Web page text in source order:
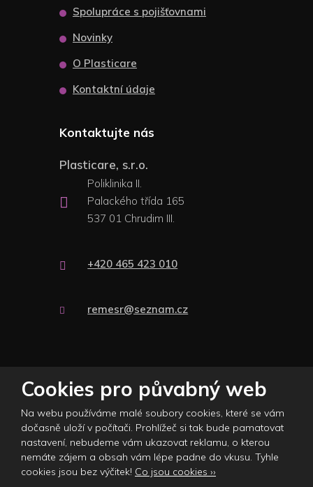
Spolupráce s pojišťovnami
Novinky
O Plasticare
Kontaktní údaje
Kontaktujte nás
Plasticare, s.r.o.
Poliklinika II.
Palackého třída 165
537 01 Chrudim III.
+420 465 423 010
remesr@seznam.cz
Mapa stránek| Podmínky použití| Nastavení cookies
Tento web je chráněn pomocí Google ReCAPTCHA a platí pro něj
zásady ochrany osobních údajů a smluvní podmínky
společnosti Google.
Cookies pro půvabný web
Na webu používáme malé soubory cookies, které se vám
dočasně uloží v počítači. Prohlížeč si tak bude pamatovat
nastavení, nebudeme vám ukazovat reklamu, o kterou
nemáte zájem a obsah vám lépe padne do vkusu. Tyhle
cookies jsou bez výčitek! Co jsou cookies ››